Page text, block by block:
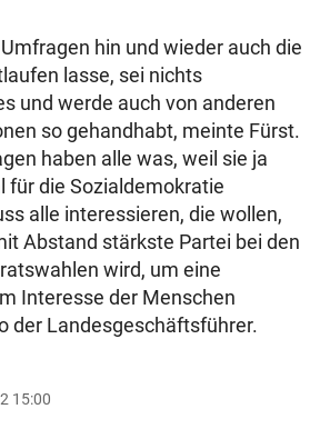
hin und wieder auch die
lasse, sei nichts
und werde auch von anderen
so gehandhabt, meinte Fürst.
haben alle was, weil sie ja
für die Sozialdemokratie
alle interessieren, die wollen,
Abstand stärkste Partei bei den
wird, um eine
Interesse der Menschen
der Landesgeschäftsführer.
15:00